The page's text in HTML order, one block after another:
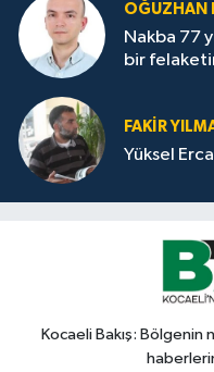
OĞUZHAN
Nakba 77
bir
FAKİR
Yüksel
Kocaeli Bakış: Bölgenin